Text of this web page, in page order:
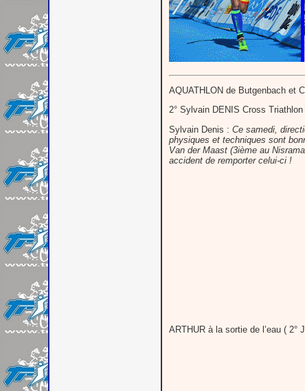
AQUATHLON de Butgenbach et
2° Sylvain DENIS Cross
Sylvain Denis : Ce samedi,
physiques et techniques sont
Van der Maast (3ième au
accident de remporter celui-ci !
ARTHUR à la sortie de l’eau ( 2°